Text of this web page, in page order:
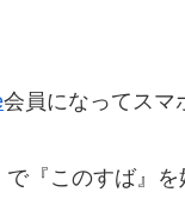
会員になってスマ
『このすば』